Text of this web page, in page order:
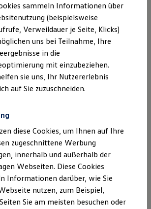
Gewinn
Tutorials
unterwegs
Zuhause
finden
13
buchholz.de
Andreas Buchholz
5704/1328
813 927 309
Gesellschafter:
HRB 5525
Andreas Buchholz
Lippe, Sitz: Detmold
und Mechanikerhandwerks Lippe,
Detmold
mit Erlaubnisbefreiung,
sammeln Informationen über
(beispielsweise
Verweildauer je Seite, Klicks)
uns bei Teilnahme, Ihre
in die
mit einzubeziehen.
sie uns, Ihr Nutzererlebnis
auf Sie zuzuschneiden.
diese Cookies, um Ihnen auf Ihre
zugeschnittene Werbung
innerhalb und außerhalb der
Webseiten. Diese Cookies
Informationen darüber, wie Sie
nutzen, zum Beispiel,
Sie am meisten besuchen oder